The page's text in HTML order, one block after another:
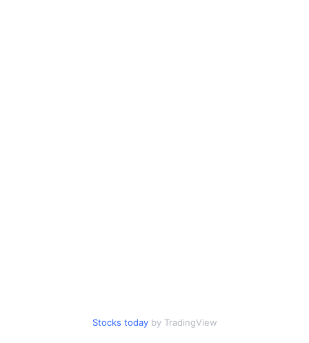
Stocks today by TradingView